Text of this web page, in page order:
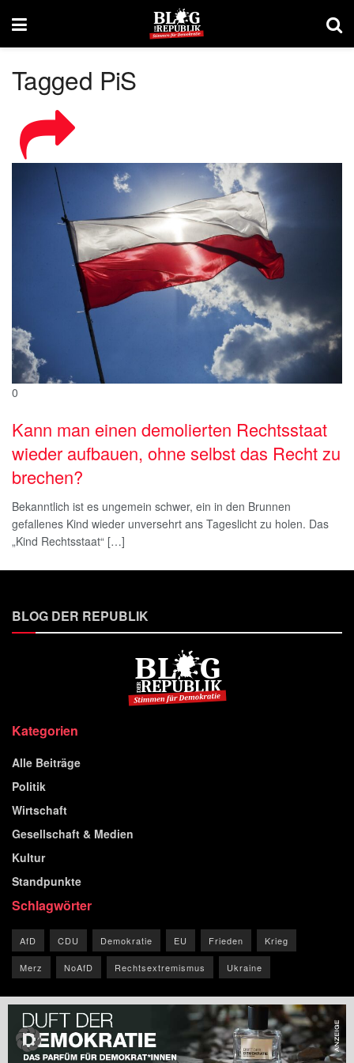
Tagged PiS
0
Kann man einen demolierten Rechtsstaat
wieder aufbauen, ohne selbst das Recht zu
brechen?
Bekanntlich ist es ungemein schwer, ein in den Brunnen
gefallenes Kind wieder unversehrt ans Tageslicht zu holen. Das
„Kind Rechtsstaat“ […]
BLOG DER REPUBLIK
Kategorien
Alle Beiträge
Politik
Wirtschaft
Gesellschaft & Medien
Kultur
Standpunkte
Schlagwörter
AfD CDU Demokratie EU Frieden Krieg
Merz NoAfD Rechtsextremismus Ukraine
© 2026 Blog der Republik.